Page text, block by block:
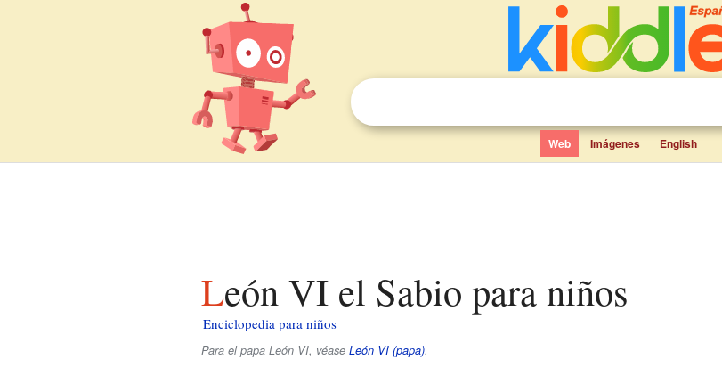
Web Imágenes English
León VI el Sabio para niños
Enciclopedia para niños
Para el papa León VI, véase León VI (papa).